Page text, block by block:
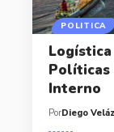
POLITICA
Políticas
Interno
PorDiego